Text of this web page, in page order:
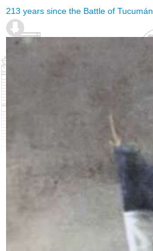
213 years since the Battle of Tucumán